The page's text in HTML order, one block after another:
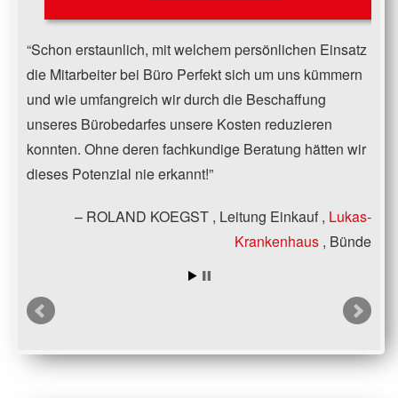
Schon erstaunlich, mit welchem persönlichen Einsatz
die Mitarbeiter bei Büro Perfekt sich um uns kümmern
und wie umfangreich wir durch die Beschaffung
unseres Bürobedarfes unsere Kosten reduzieren
konnten. Ohne deren fachkundige Beratung hätten wir
dieses Potenzial nie erkannt!
ROLAND KOEGST Leitung Einkauf Lukas-
Krankenhaus Bünde